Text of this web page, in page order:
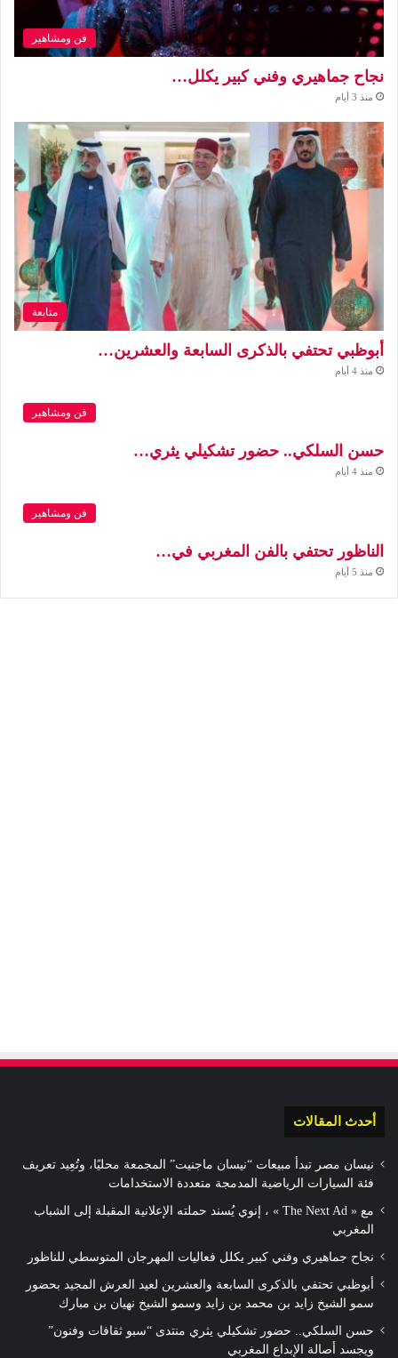
فن ومشاهير
نجاح جماهيري وفني كبير يكلل…
منذ 3 أيام
متابعة
أبوظبي تحتفي بالذكرى السابعة والعشرين…
منذ 4 أيام
فن ومشاهير
حسن السلكي.. حضور تشكيلي يثري…
منذ 4 أيام
فن ومشاهير
الناظور تحتفي بالفن المغربي في…
منذ 5 أيام
أحدث المقالات
نيسان مصر تبدأ مبيعات “نيسان ماجنيت” المجمعة محليًا، وتُعِيد تعريف
فئة السيارات الرياضية المدمجة متعددة الاستخدامات
مع « The Next Ad » ، إنوي يُسند حملته الإعلانية المقبلة إلى الشباب
المغربي
نجاح جماهيري وفني كبير يكلل فعاليات المهرجان المتوسطي للناظور
أبوظبي تحتفي بالذكرى السابعة والعشرين لعيد العرش المجيد بحضور
سمو الشيخ زايد بن محمد بن زايد وسمو الشيخ نهيان بن مبارك
حسن السلكي.. حضور تشكيلي يثري منتدى “سبو ثقافات وفنون”
ويجسد أصالة الإبداع المغربي